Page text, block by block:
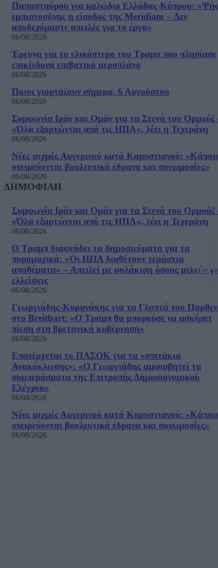
Παπασταύρου για καλώδιο Ελλάδας-Κύπρου:
εμπιστοσύνης η είσοδος της Meridiam – Δεν
αποδεχόμαστε απειλές για το έργο»
06/08/2026
Έρευνα για το ελικόπτερο του Τραμπ που πλησίασε
επικίνδυνα επιβατικό αεροπλάνο
06/08/2026
Ποιοι γιορτάζουν σήμερα, 6 Αυγούστου
06/08/2026
Συμφωνία Ιράν και Ομάν για τα Στενά του Ορμούζ
«Όλα εξαρτώνται από τις ΗΠΑ», λέει η Τεχεράνη
06/08/2026
Νέες αιχμές Αυγερινού κατά Καρυστιανού:
ονειρεύονται βουλευτικά έδρανα και συνωμοσίες»
06/08/2026
ΔΗΜΟΦΙΛΗ
Συμφωνία Ιράν και Ομάν για τα Στενά του Ορμούζ
«Όλα εξαρτώνται από τις ΗΠΑ», λέει η Τεχεράνη
06/08/2026
Ο Τραμπ διαψεύδει τα δημοσιεύματα για τα
πυρομαχικά: «Οι ΗΠΑ διαθέτουν τεράστια
αποθέματα» – Απειλεί με φυλάκιση όσους μιλούν
ελλείψεις
06/08/2026
Γεωργιάδης-Κυρανάκης για τα Γλυπτά του
στο Breitbart: «Ο Τραμπ θα μπορούσε να ασκήσει
πίεση στη βρετανική κυβέρνηση»
06/08/2026
Επανέρχεται το ΠΑΣΟΚ για τα «σπιτάκια
Ανακύκλωσης»: «Ο Γεωργιάδης αμφισβητεί τα
συμπεράσματα της Επιτροπής Δημοσιονομικού
Ελέγχου»
06/08/2026
Νέες αιχμές Αυγερινού κατά Καρυστιανού:
ονειρεύονται βουλευτικά έδρανα και συνωμοσίες»
06/08/2026